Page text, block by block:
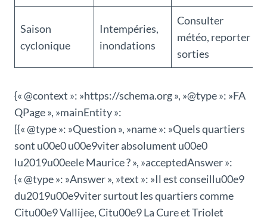
Saison
cyclonique
Intempéries,
inondations
Consulter
météo, reporter
sorties
{« @context »: »https://schema.org », »@type »: »FA
QPage », »mainEntity »:
[{« @type »: »Question », »name »: »Quels quartiers
sont u00e0 u00e9viter absolument u00e0
lu2019u00eele Maurice ? », »acceptedAnswer »:
{« @type »: »Answer », »text »: »Il est conseillu00e9
du2019u00e9viter surtout les quartiers comme
Citu00e9 Vallijee, Citu00e9 La Cure et Triolet